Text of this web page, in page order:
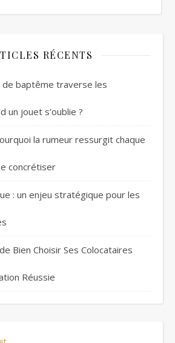
RÉCENTS
de baptême traverse les
un jouet s’oublie ?
la rumeur ressurgit chaque
concrétiser
: un enjeu stratégique pour les
Bien Choisir Ses Colocataires
Réussie